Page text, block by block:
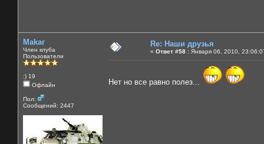
Makar
Член клуба
Пользователи
:) 19
Офлайн
Пол:
Сообщений: 2447
Re: Наши друзья
« Ответ #58 : Января 06, 2010,
Нет но все равно полез...